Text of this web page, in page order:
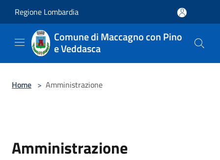
Regione Lombardia
Comune di Maccagno con Pino
e Veddasca
Home > Amministrazione
Amministrazione